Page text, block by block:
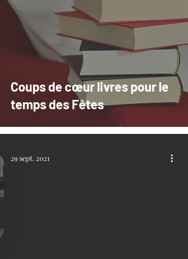
Coups de cœur livres pour le
temps des Fêtes
29 sept. 2021